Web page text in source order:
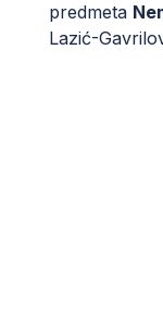
predmeta
Lazić-